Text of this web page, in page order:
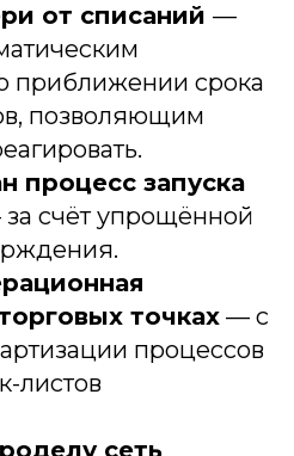
от списаний —
приближении срока
позволяющим
процесс запуска
счёт упрощённой
точках — с
процессов
листов
сеть